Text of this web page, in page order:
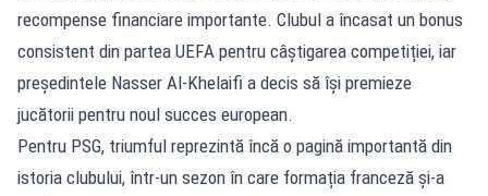
recompense financiare importante. Clubul a încasat un bonus
consistent din partea UEFA pentru câștigarea competiției, iar
președintele Nasser Al-Khelaifi a decis să își premieze
jucătorii pentru noul succes european.
Pentru PSG, triumful reprezintă încă o pagină importantă din
istoria clubului, într-un sezon în care formația franceză și-a